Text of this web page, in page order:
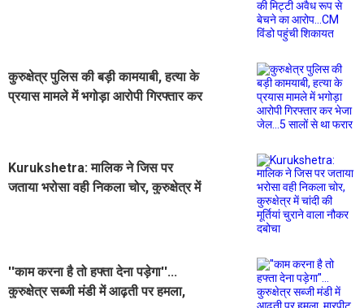
कुरुक्षेत्र पुलिस की बड़ी कामयाबी, हत्या के
प्रयास मामले में भगोड़ा आरोपी गिरफ्तार कर
Kurukshetra: मालिक ने जिस पर
जताया भरोसा वही निकला चोर, कुरुक्षेत्र में
''काम करना है तो हफ्ता देना पड़ेगा''...
कुरुक्षेत्र सब्जी मंडी में आढ़ती पर हमला,